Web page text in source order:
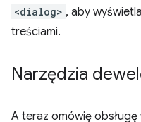
<dialog> , aby
treściami.
Narzędzia
A teraz omówię